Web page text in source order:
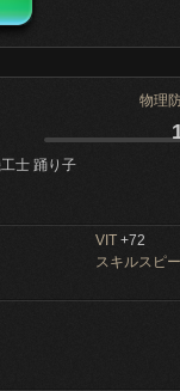
物理
士 踊り子
VIT +72
スキルスピ